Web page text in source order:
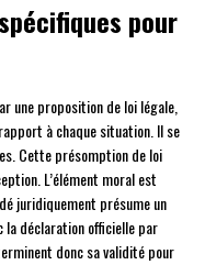
pour
une proposition de loi légale,
à chaque situation. Il se
Cette présomption de loi
L’élément moral est
juridiquement présume un
déclaration officielle par
donc sa validité pour